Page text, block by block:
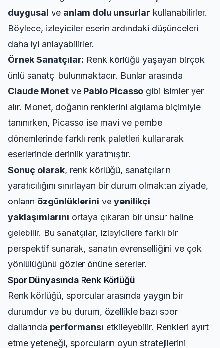
duygusal ve anlam dolu unsurlar kullanabilirler.
Böylece, izleyiciler eserin ardındaki düşünceleri
daha iyi anlayabilirler.
Örnek Sanatçılar: Renk körlüğü yaşayan birçok
ünlü sanatçı bulunmaktadır. Bunlar arasında
Claude Monet ve Pablo Picasso gibi isimler yer
alır. Monet, doğanın renklerini algılama biçimiyle
tanınırken, Picasso ise mavi ve pembe
dönemlerinde farklı renk paletleri kullanarak
eserlerinde derinlik yaratmıştır.
Sonuç olarak, renk körlüğü, sanatçıların
yaratıcılığını sınırlayan bir durum olmaktan ziyade,
onların özgünlüklerini ve yenilikçi
yaklaşımlarını ortaya çıkaran bir unsur haline
gelebilir. Bu sanatçılar, izleyicilere farklı bir
perspektif sunarak, sanatın evrenselliğini ve çok
yönlülüğünü gözler önüne sererler.
Spor Dünyasında Renk Körlüğü
Renk körlüğü, sporcular arasında yaygın bir
durumdur ve bu durum, özellikle bazı spor
dallarında performansı etkileyebilir. Renkleri ayırt
etme yeteneği, sporcuların oyun stratejilerini